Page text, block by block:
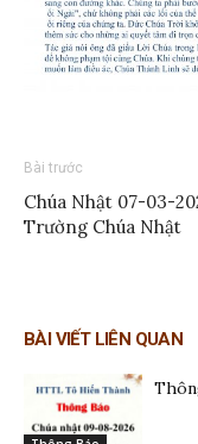
Bài trước
Chúa Nhật 07-03-
Trường Chúa Nhật
BÀI VIẾT LIÊN QUAN